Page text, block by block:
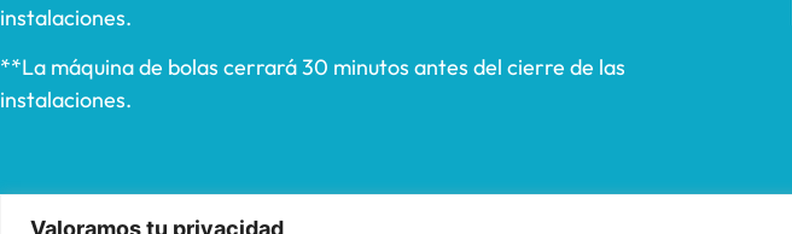
Valoramos tu privacidad
instalaciones.
**La máquina de bolas cerrará 30 minutos antes del cierre de las
instalaciones.